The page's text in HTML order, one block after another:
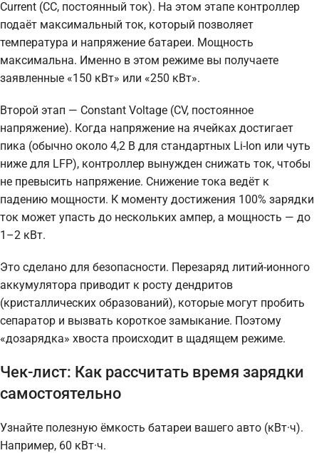
Current (CC, постоянный ток). На этом этапе контроллер
подаёт максимальный ток, который позволяет
температура и напряжение батареи. Мощность
максимальна. Именно в этом режиме вы получаете
заявленные «150 кВт» или «250 кВт».
Второй этап — Constant Voltage (CV, постоянное
напряжение). Когда напряжение на ячейках достигает
пика (обычно около 4,2 В для стандартных Li-Ion или чуть
ниже для LFP), контроллер вынужден снижать ток, чтобы
не превысить напряжение. Снижение тока ведёт к
падению мощности. К моменту достижения 100% зарядки
ток может упасть до нескольких ампер, а мощность — до
1–2 кВт.
Это сделано для безопасности. Перезаряд литий-ионного
аккумулятора приводит к росту дендритов
(кристаллических образований), которые могут пробить
сепаратор и вызвать короткое замыкание. Поэтому
«дозарядка» хвоста происходит в щадящем режиме.
Чек-лист: Как рассчитать время зарядки
самостоятельно
Узнайте полезную ёмкость батареи вашего авто (кВт·ч).
Например, 60 кВт·ч.